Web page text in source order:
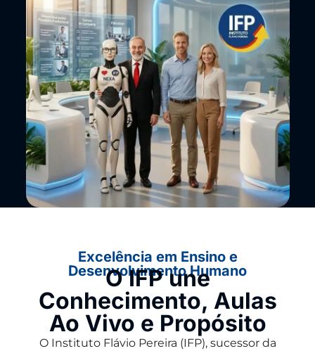
Excelência em Ensino e
Desenvolvimento Humano
O IFP une
Conhecimento, Aulas
Ao Vivo e Propósito
O Instituto Flávio Pereira (IFP), sucessor da